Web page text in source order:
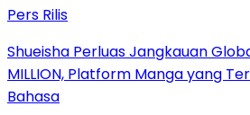
Pers Rilis
Shueisha Perluas Jangkauan
MILLION, Platform Manga yang
Bahasa